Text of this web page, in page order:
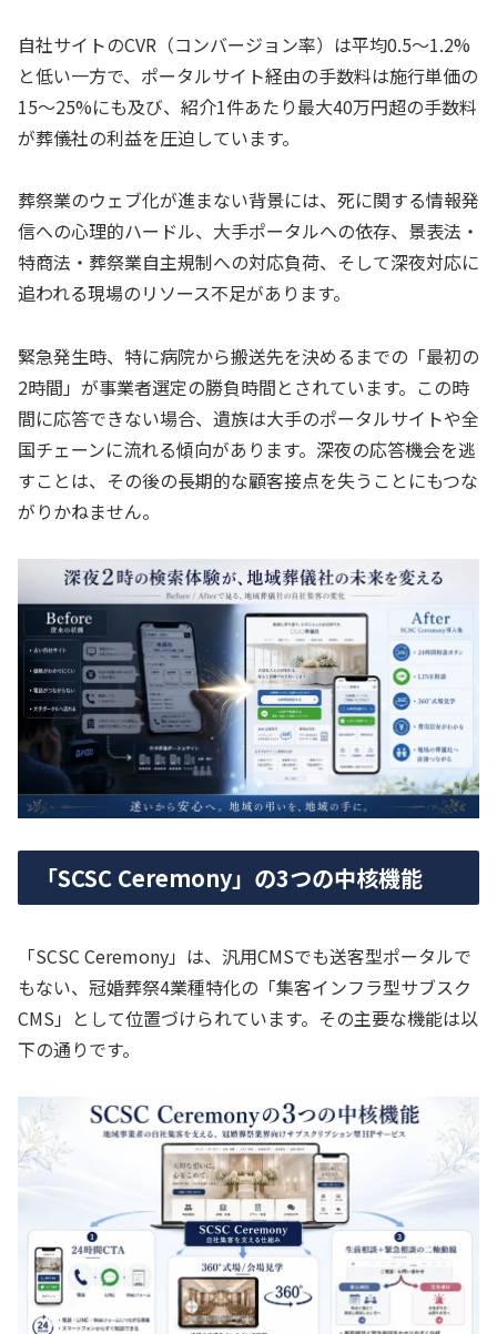
自社サイトのCVR（コンバージョン率）は平均0.5～1.2%
と低い一方で、ポータルサイト経由の手数料は施行単価の
15～25%にも及び、紹介1件あたり最大40万円超の手数料
が葬儀社の利益を圧迫しています。
葬祭業のウェブ化が進まない背景には、死に関する情報発
信への心理的ハードル、大手ポータルへの依存、景表法・
特商法・葬祭業自主規制への対応負荷、そして深夜対応に
追われる現場のリソース不足があります。
緊急発生時、特に病院から搬送先を決めるまでの「最初の
2時間」が事業者選定の勝負時間とされています。この時
間に応答できない場合、遺族は大手のポータルサイトや全
国チェーンに流れる傾向があります。深夜の応答機会を逃
すことは、その後の長期的な顧客接点を失うことにもつな
がりかねません。
「SCSC Ceremony」の3つの中核機能
「SCSC Ceremony」は、汎用CMSでも送客型ポータルで
もない、冠婚葬祭4業種特化の「集客インフラ型サブスク
CMS」として位置づけられています。その主要な機能は以
下の通りです。